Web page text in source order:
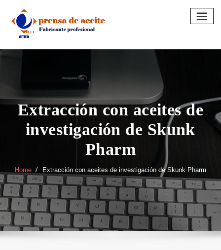
content
Extracción con aceites de
investigación de Skunk
Pharm
Home Extracción con aceites de investigación de Skunk Pharm